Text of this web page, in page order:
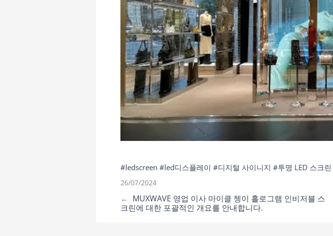
#ledscreen #led디스플레이 #디지털 사이니지 #투명 LED 스크린
26/07/2024
← MUXWAVE 영업 이사 마이클 쳉이 홀로그램 인비저블 스
크린에 대한 포괄적인 개요를 안내합니다.